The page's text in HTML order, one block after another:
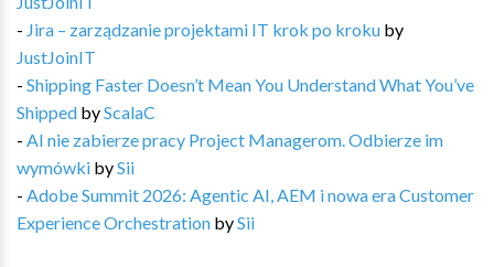
- Jira – zarządzanie projektami IT krok po kroku by
JustJoinIT
- Shipping Faster Doesn’t Mean You Understand What You’ve
Shipped byScalaC
- AI nie zabierze pracy Project Managerom. Odbierze im
wymówki bySii
- Adobe Summit 2026: Agentic AI, AEM i nowa era Customer
Experience Orchestration bySii